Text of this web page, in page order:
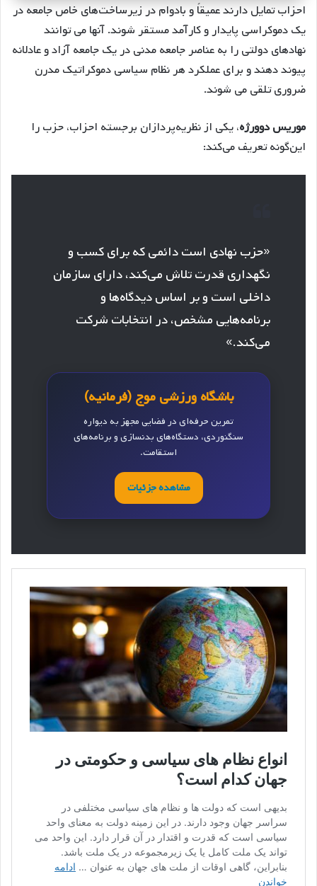
احزاب تمایل دارند عمیقاً و بادوام در زیرساخت‌های خاص جامعه در
یک دموکراسی پایدار و کارآمد مستقر شوند. آنها می توانند
نهادهای دولتی را به عناصر جامعه مدنی در یک جامعه آزاد و عادلانه
پیوند دهند و برای عملکرد هر نظام سیاسی دموکراتیک مدرن
ضروری تلقی می شوند.
موریس دوورژه، یکی از نظریه‌پردازان برجسته احزاب، حزب را
این‌گونه تعریف می‌کند:
«حزب نهادی است دائمی که برای کسب و
نگهداری قدرت تلاش می‌کند، دارای سازمان
داخلی است و بر اساس دیدگاه‌ها و
برنامه‌هایی مشخص، در انتخابات شرکت
می‌کند.»
باشگاه ورزشی موج (فرمانیه)
تمرین حرفه‌ای در فضایی مجهز به دیواره
سنگنوردی، دستگاه‌های بدنسازی و برنامه‌های
استقامت.
مشاهده جزئیات